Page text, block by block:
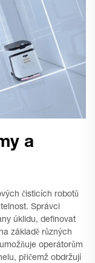
a
čisticích robotů
Správci
úklidu, definovat
základě různých
operátorům
přičemž obdržují